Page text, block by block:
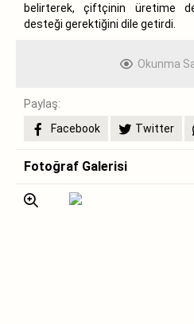
belirterek, çiftçinin üretime
desteği gerektiğini dile getirdi.
Okunma
Paylaş:
Facebook
Twitter
Fotoğraf Galerisi